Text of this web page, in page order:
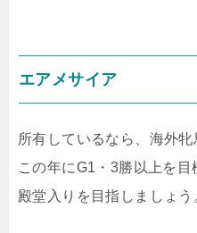
エアメサイア
所有しているなら、海外牝
この年にG1・3勝以上を
殿堂入りを目指しましょう